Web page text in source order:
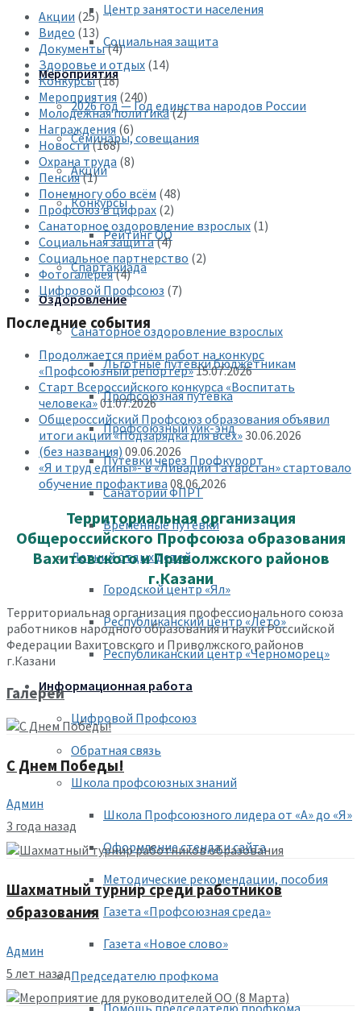
Центр занятости населения
Социальная защита
Мероприятия
2026 год — Год единства народов России
Семинары, совещания
Акции
Конкурсы
Рейтинг ОО
Спартакиада
Оздоровление
Санаторное оздоровление взрослых
Льготные путевки бюджетникам
Профсоюзная путевка
Профсоюзный уик-энд
Путевки через Профкурорт
Санатории ФПРТ
Временные путевки
Летний отдых детей
Городской центр «Ял»
Республиканский центр «Лето»
Республиканский центр «Черноморец»
Информационная работа
Цифровой Профсоюз
Обратная связь
Школа профсоюзных знаний
Школа Профсоюзного лидера от «А» до «Я»
Оформление стенда и сайта
Методические рекомендации, пособия
Газета «Профсоюзная среда»
Газета «Новое слово»
Председателю профкома
Помощь председателю профкома
Акции (25)
Видео (13)
Документы(4)
Здоровье и отдых (14)
Конкурсы(18)
Мероприятия (240)
Молодежная политика(2)
Награждения (6)
Новости(168)
Охрана труда (8)
Пенсия(1)
Понемногу обо всём (48)
Профсоюз в цифрах (2)
Санаторное оздоровление взрослых (1)
Социальная защита(4)
Социальное партнерство (2)
Фотогалерея(4)
Цифровой Профсоюз (7)
Последние события
Продолжается приём работ на конкурс
«Профсоюзный репортёр»15.07.2026
Старт Всероссийского конкурса «Воспитать
человека»01.07.2026
Общероссийский Профсоюз образования объявил
итоги акции «Подзарядка для всех»30.06.2026
(без названия) 09.06.2026
«Я и труд едины»- в «Ливадии Татарстан» стартовало
обучение профактива 08.06.2026
Территориальная организация
Общероссийского Профсоюза образования
Вахитовского и Приволжского районов
г.Казани
Территориальная организация профессионального союза
работников народного образования и науки Российской
Федерации Вахитовского и Приволжского районов
г.Казани
Галереи
С Днем Победы!
Админ
3 года назад
Шахматный турнир среди работников
образования
Админ
5 лет назад